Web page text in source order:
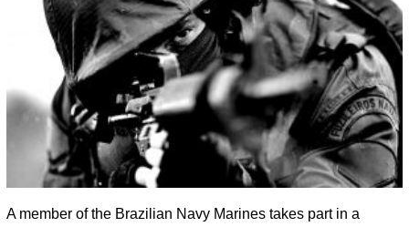
A member of the Brazilian Navy Marines takes part in a